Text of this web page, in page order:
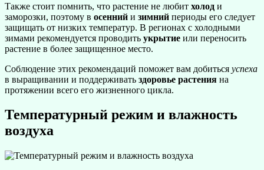
Также стоит помнить, что растение не любит холод и
заморозки, поэтому в осенний и зимний периоды его следует
защищать от низких температур. В регионах с холодными
зимами рекомендуется проводить укрытие или переносить
растение в более защищенное место.
Соблюдение этих рекомендаций поможет вам добиться успеха
в выращивании и поддерживать здоровье растения на
протяжении всего его жизненного цикла.
Температурный режим и влажность
воздуха